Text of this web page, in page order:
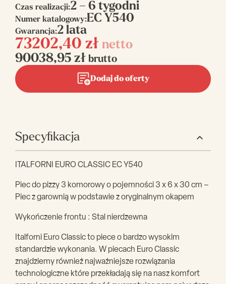
Czas realizacji:2 – 6 tygodni
Numer katalogowy:EC Y540
Gwarancja:2 lata
73202,40 zł netto
90038,95 zł brutto
Dodaj do oferty
Specyfikacja
ITALFORNI EURO CLASSIC EC Y540
Piec do pizzy 3 komorowy o pojemności 3 x 6 x 30 cm –
Piec z garownią w podstawie z oryginalnym okapem
Wykończenie frontu : Stal nierdzewna
Italforni Euro Classic to piece o bardzo wysokim
standardzie wykonania. W piecach Euro Classic
znajdziemy również najważniejsze rozwiązania
technologiczne które przekładają się na nasz komfort